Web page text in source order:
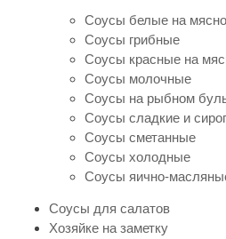
Соусы белые на
Соусы грибные
Соусы красные на
Соусы молочные
Соусы на рыбном
Соусы сладкие и
Соусы сметанные
Соусы холодные
Соусы яично-
Соусы для салатов
Хозяйке на заметку